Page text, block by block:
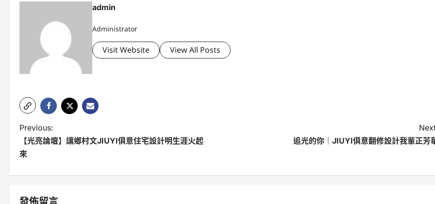
admin
Administrator
Visit Website View All Posts
P
o
n
Previous:
【光亮論壇】讓鄉村文JIUYI俱意住宅設計明生涯火起
來
追光的你｜JIUYI俱意翻修設計我輩正芳
發佈留言